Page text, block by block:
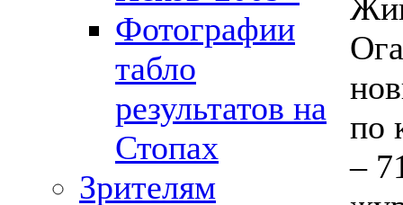
Фотографии
табло
результатов на
Стопах
Зрителям
по
–